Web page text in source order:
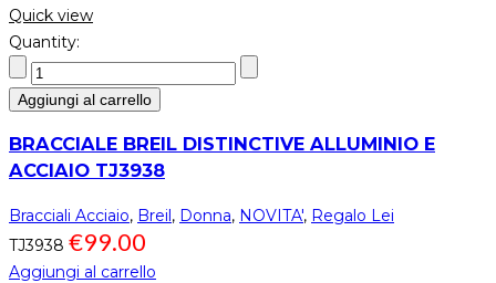
Quick view
Quantity:
Aggiungi al carrello
BRACCIALE BREIL DISTINCTIVE ALLUMINIO E
ACCIAIO TJ3938
Bracciali Acciaio, Breil, Donna, NOVITA', Regalo Lei
TJ3938 €99.00
Aggiungi al carrello